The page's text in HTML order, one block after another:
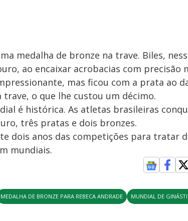
medalha de bronze na trave. Biles,
ao encaixar acrobacias com precisão
mas ficou com a prata ao
o que lhe custou um décimo.
é histórica. As atletas brasileiras
três pratas e dois bronzes.
dois anos das competições para tratar
mundiais.
MEDALHA DE BRONZE PARA REBECA ANDRADE MUNDIAL DE